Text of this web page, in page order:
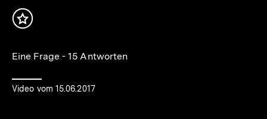
Inhalt
Eine Frage - 15 Antworten
Video vom 15.06.2017